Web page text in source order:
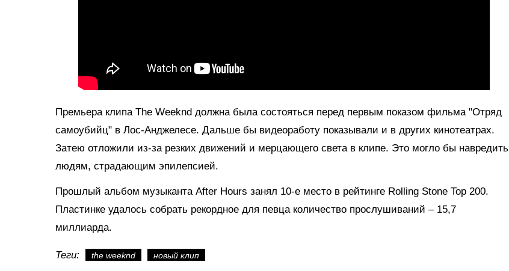
Премьера клипа The Weeknd должна была состояться перед первым показом фильма "Отряд
самоубийц" в Лос-Анджелесе. Дальше бы видеоработу показывали и в других кинотеатрах.
Затею отложили из-за резких движений и мерцающего света в клипе. Это могло бы навредить
людям, страдающим эпилепсией.
Прошлый альбом музыканта After Hours занял 10-е место в рейтинге Rolling Stone Top 200.
Пластинке удалось собрать рекордное для певца количество прослушиваний – 15,7
миллиарда.
Теги: the weeknd новый клип